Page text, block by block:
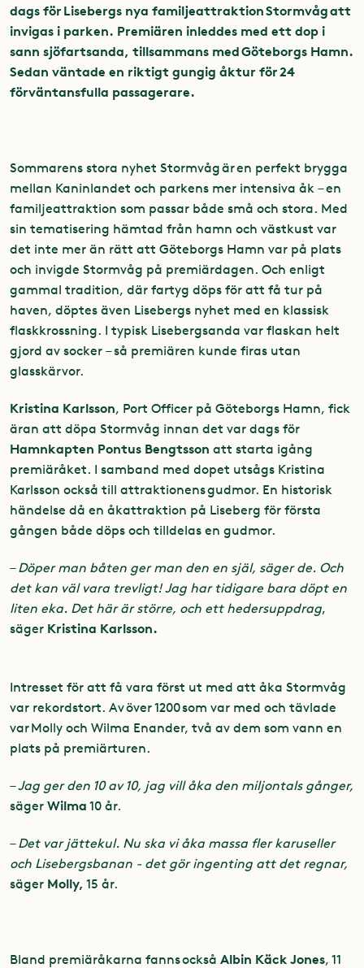
dags för Lisebergs nya familjeattraktion Stormvåg att
invigas i parken. Premiären inleddes med ett dop i
sann sjöfartsanda, tillsammans med Göteborgs Hamn.
Sedan väntade en riktigt gungig åktur för 24
förväntansfulla passagerare.
Sommarens stora nyhet Stormvåg är en perfekt brygga
mellan Kaninlandet och parkens mer intensiva åk – en
familjeattraktion som passar både små och stora. Med
sin tematisering hämtad från hamn och västkust var
det inte mer än rätt att Göteborgs Hamn var på plats
och invigde Stormvåg på premiärdagen. Och enligt
gammal tradition, där fartyg döps för att få tur på
haven, döptes även Lisebergs nyhet med en klassisk
flaskkrossning. I typisk Lisebergsanda var flaskan helt
gjord av socker – så premiären kunde firas utan
glasskärvor.
Kristina Karlsson, Port Officer på Göteborgs Hamn, fick
äran att döpa Stormvåg innan det var dags för
Hamnkapten Pontus Bengtsson att starta igång
premiäråket. I samband med dopet utsågs Kristina
Karlsson också till attraktionens gudmor. En historisk
händelse då en åkattraktion på Liseberg för första
gången både döps och tilldelas en gudmor.
–Döper man båten ger man den en själ, säger de. Och
det kan väl vara trevligt! Jag har tidigare bara döpt en
liten eka. Det här är större, och ett hedersuppdrag,
säger Kristina Karlsson.
Intresset för att få vara först ut med att åka Stormvåg
var rekordstort. Av över 1200 som var med och tävlade
var Molly och Wilma Enander, två av dem som vann en
plats på premiärturen.
–Jag ger den 10 av 10, jag vill åka den miljontals gånger,
säger Wilma 10 år.
–Det var jättekul. Nu ska vi åka massa fler karuseller
och Lisebergsbanan - det gör ingenting att det regnar,
säger Molly, 15 år.
Bland premiäråkarna fanns också Albin Käck Jones, 11